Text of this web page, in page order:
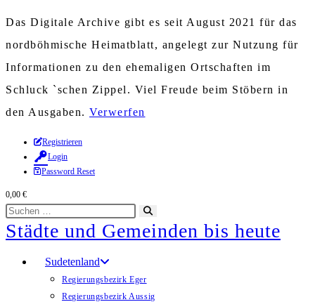
Das Digitale Archive gibt es seit August 2021 für das
nordböhmische Heimatblatt, angelegt zur Nutzung für
Informationen zu den ehemaligen Ortschaften im
Schluck `schen Zippel. Viel Freude beim Stöbern in
den Ausgaben. Verwerfen
Zum
Inhalt
springen
Registrieren
Login
Password Reset
0,00 €
Diese
Website
durchsuchen
starten
Städte und Gemeinden bis heute
Sudetenland
Regierungsbezirk Eger
Regierungsbezirk Aussig